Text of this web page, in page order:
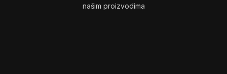
našim proizvodima